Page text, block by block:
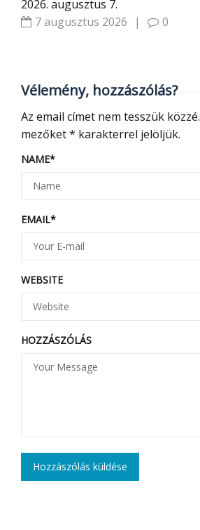
2026. augusztus 7.
7 augusztus 2026
| 0
Vélemény, hozzászólás?
Az email címet nem tesszük közzé.
mezőket* karakterrel jelöljük.
NAME*
EMAIL*
WEBSITE
HOZZÁSZÓLÁS